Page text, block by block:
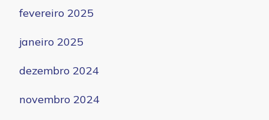
fevereiro 2025
janeiro 2025
dezembro 2024
novembro 2024